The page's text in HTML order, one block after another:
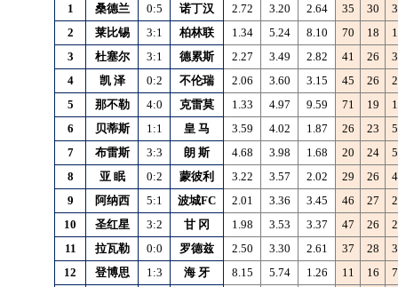
1
桑德兰 0:5 诺丁汉 2.72 3.20 2.64 35 30
2
莱比锡 3:1 柏林联 1.34 5.24 8.10 70 18
3
杜塞尔 3:1 德累斯 2.27 3.49 2.82 41 26
4
凯 泽 0:2 不伦瑞 2.06 3.60 3.15 45 26
5
那不勒 4:0 克雷莫 1.33 4.97 9.59 71 19
6
贝蒂斯 1:1 皇 马 3.59 4.02 1.87 26 23
7
布雷斯 3:3 朗 斯 4.68 3.98 1.68 20 24
8
亚 眠 0:2 蒙彼利 3.22 3.57 2.02 29 26
9
阿纳西 5:1 波城FC 2.01 3.36 3.45 46 27
10
圣红星 3:2 甘 冈 1.98 3.53 3.37 47 26
11
拉瓦勒 0:0 罗德兹 2.50 3.30 2.61 37 28
12
登博思 1:3 海 牙 8.15 5.74 1.26 11 16